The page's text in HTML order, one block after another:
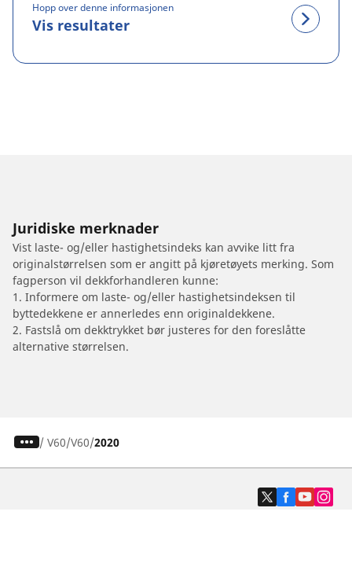
Hopp over denne informasjonen
Vis resultater
Juridiske merknader
Vist laste- og/eller hastighetsindeks kan avvike litt fra
originalstørrelsen som er angitt på kjøretøyets merking. Som
fagperson vil dekkforhandleren kunne:
1. Informere om laste- og/eller hastighetsindeksen til
byttedekkene er annerledes enn originaldekkene.
2. Fastslå om dekktrykket bør justeres for den foreslåtte
alternative størrelsen.
/ V60 V60 2020